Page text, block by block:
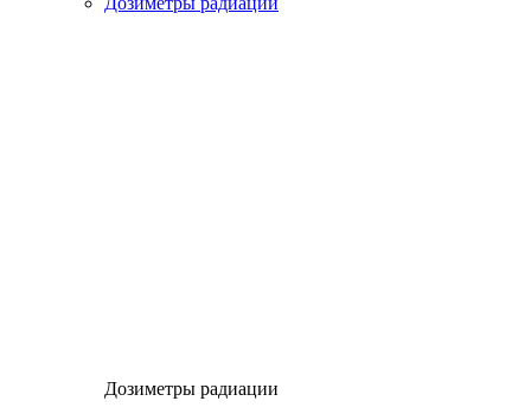
Дозиметры радиации